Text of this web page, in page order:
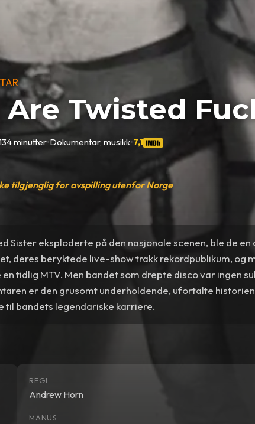
Are Twisted
minutter•Dokumentar, musikk•7,1
tilgjenglig for avspilling utenfor Norge
Sister eksploderte på den nasjonale scenen, ble de
deres beryktede live-show trakk rekordpublikum, og
tidlig MTV. Men bandet som drepte disco var ingen
er den grusomt underholdende, ufortalte
til bandets legendariske karriere.
REGI
Andrew Horn
MANUS